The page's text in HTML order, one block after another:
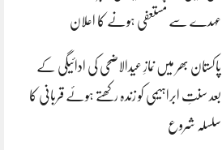
عہدے سے مستعفی ہونے کا اعلان
پاکستان بھر میں نمازِ عیدالاضحی کی ادائیگی کے
بعد سنتِ ابراہیمی کو زندہ رکھتے ہوئے قربانی کا
سلسلہ شروع